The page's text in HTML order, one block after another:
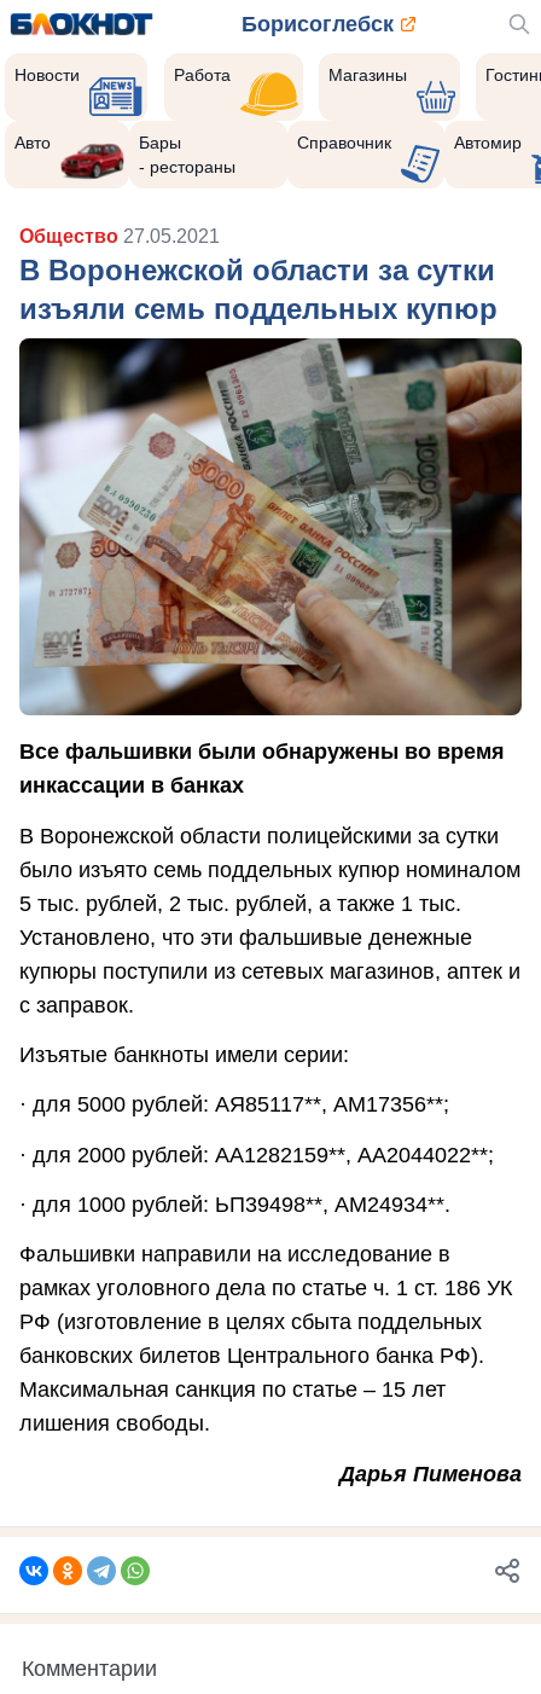
Борисоглебск
Новости Работа Магазины
Авто
Бары
- рестораны
Справочник Автомир
Общество 27.05.2021
В Воронежской области за сутки
изъяли семь поддельных купюр
Все фальшивки были обнаружены во время
инкассации в банках
В Воронежской области полицейскими за сутки
было изъято семь поддельных купюр номиналом
5 тыс. рублей, 2 тыс. рублей, а также 1 тыс.
Установлено, что эти фальшивые денежные
купюры поступили из сетевых магазинов, аптек и
с заправок.
Изъятые банкноты имели серии:
· для 5000 рублей: АЯ85117**, АМ17356**;
· для 2000 рублей: АА1282159**, АА2044022**;
· для 1000 рублей: ЬП39498**, АМ24934**.
Фальшивки направили на исследование в
рамках уголовного дела по статье ч. 1 ст. 186 УК
РФ (изготовление в целях сбыта поддельных
банковских билетов Центрального банка РФ).
Максимальная санкция по статье – 15 лет
лишения свободы.
Дарья Пименова
Комментарии